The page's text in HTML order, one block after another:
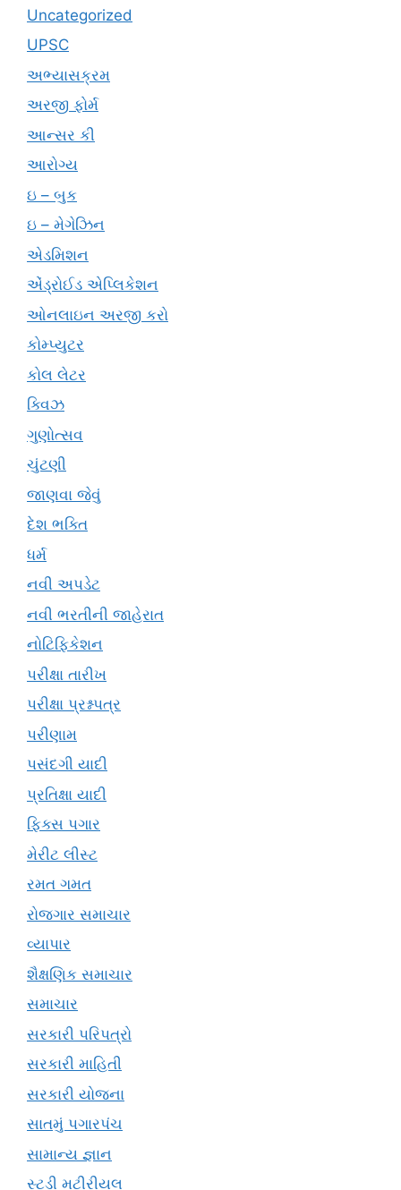
Uncategorized
UPSC
અભ્યાસક્રમ
અરજી ફોર્મ
આન્સર કી
આરોગ્ય
ઇ – બુક
ઇ – મેગેઝિન
એડમિશન
એંડ્રોઈડ એપ્લિકેશન
ઓનલાઇન અરજી કરો
કોમ્પ્યુટર
કોલ લેટર
ક્વિઝ
ગુણોત્સવ
ચુંટણી
જાણવા જેવું
દેશ ભક્તિ
ધર્મ
નવી અપડેટ
નવી ભરતીની જાહેરાત
નોટિફિકેશન
પરીક્ષા તારીખ
પરીક્ષા પ્રશ્નપત્ર
પરીણામ
પસંદગી યાદી
પ્રતિક્ષા યાદી
ફિક્સ પગાર
મેરીટ લીસ્ટ
રમત ગમત
રોજગાર સમાચાર
વ્યાપાર
શૈક્ષણિક સમાચાર
સમાચાર
સરકારી પરિપત્રો
સરકારી માહિતી
સરકારી યોજના
સાતમું પગારપંચ
સામાન્ય જ્ઞાન
સ્ટડી મટીરીયલ